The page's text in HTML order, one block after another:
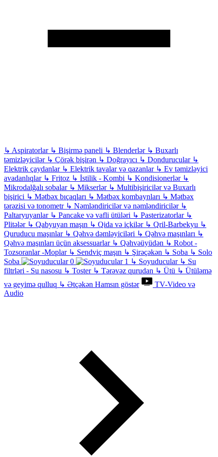
↳ Aspiratorlar ↳ Bişirmə paneli ↳ Blenderlər ↳ Buxarlı
təmizləyicilər ↳ Çörək bişirən ↳ Doğrayıcı ↳ Dondurucular ↳
Elektrik çaydanlar ↳ Elektrik tavalar və qazanlar ↳ Ev təmizləyici
avadanlıqlar ↳ Fritoz ↳ İstilik - Kombi ↳ Kondisionerlər ↳
Mikrodalğalı sobalar ↳ Mikserlər ↳ Multibişiricilər və Buxarlı
bişirici ↳ Mətbəx bıçaqları ↳ Mətbəx kombaynları ↳ Mətbəx
tərəzisi və tonometr ↳ Nəmləndiricilər və nəmləndiricilər ↳
Paltaryuyanlar ↳ Pancake və vafli ütüləri ↳ Pasterizatorlar ↳
Plitələr ↳ Qabyuyan maşın ↳ Qida və içkilər ↳ Qril-Barbekyu ↳
Quruducu maşınlar ↳ Qəhvə dəmləyiciləri ↳ Qəhvə maşınları ↳
Qəhvə maşınları üçün aksessuarlar ↳ Qəhvəüyüdən ↳ Robot -
Tozsoranlar -Moplar ↳ Sendviç maşın ↳ Şirəçəkən ↳ Soba ↳ Solo
Soba
↳ Soyuducular ↳ Su
filtrləri - Su nasosu ↳ Toster ↳ Tərəvəz qurudan ↳ Ütü ↳ Ütüləmə
və geyimə qulluq ↳ Ətçəkən Hamsın göstər
TV-Video və
Audio